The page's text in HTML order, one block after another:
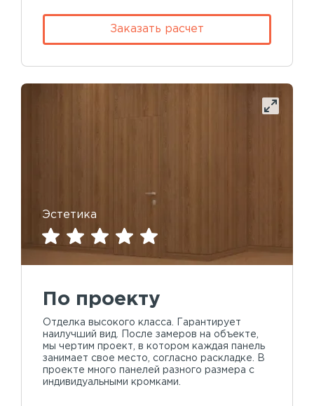
Заказать расчет
Эстетика
По проекту
Отделка высокого класса. Гарантирует
наилучший вид. После замеров на объекте,
мы чертим проект, в котором каждая панель
занимает свое место, согласно раскладке. В
проекте много панелей разного размера с
индивидуальными кромками.